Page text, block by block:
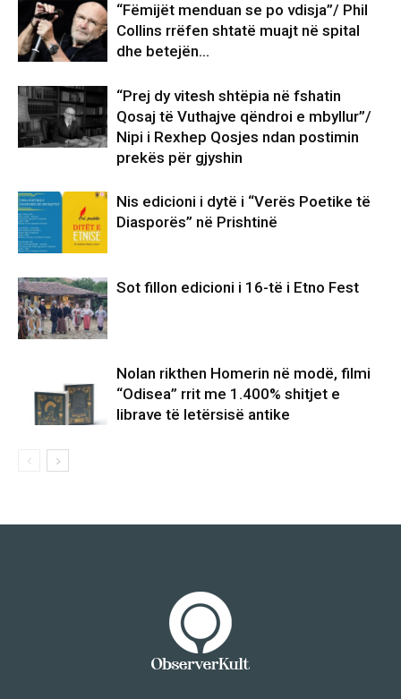
“Fëmijët menduan se po vdisja”/ Phil
Collins rrëfen shtatë muajt në spital
dhe betejën…
“Prej dy vitesh shtëpia në fshatin
Qosaj të Vuthajve qëndroi e mbyllur”/
Nipi i Rexhep Qosjes ndan postimin
prekës për gjyshin
Nis edicioni i dytë i “Verës Poetike të
Diasporës” në Prishtinë
Sot fillon edicioni i 16-të i Etno Fest
Nolan rikthen Homerin në modë, filmi
“Odisea” rrit me 1.400% shitjet e
librave të letërsisë antike